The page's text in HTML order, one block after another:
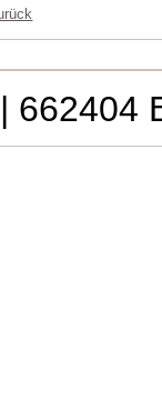
| 662404